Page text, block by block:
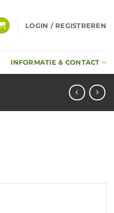
LOGIN / REGISTREREN
INFORMATIE & CONTACT